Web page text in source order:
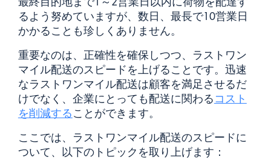
るよう努めていますが、数日、最長で10営業日
かかることも珍しくありません。
重要なのは、正確性を確保しつつ、ラストワン
マイル配送のスピードを上げることです。迅速
なラストワンマイル配送は顧客を満足させるだ
けでなく、企業にとっても配送に関わるコスト
を削減することができます。
ここでは、ラストワンマイル配送のスピードに
ついて、以下のトピックを取り上げます：